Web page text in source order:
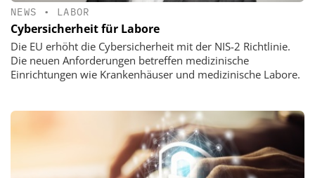
NEWS • LABOR
Cybersicherheit für Labore
Die EU erhöht die Cybersicherheit mit der NIS-2 Richtlinie.
Die neuen Anforderungen betreffen medizinische
Einrichtungen wie Krankenhäuser und medizinische Labore.